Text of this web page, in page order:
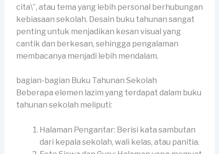
cita\”, atau tema yang lebih personal berhubungan
kebiasaan sekolah. Desain buku tahunan sangat
penting untuk menjadikan kesan visual yang
cantik dan berkesan, sehingga pengalaman
membacanya menjadi lebih mendalam.
bagian-bagian Buku Tahunan Sekolah
Beberapa elemen lazim yang terdapat dalam buku
tahunan sekolah meliputi:
Halaman Pengantar: Berisi kata sambutan
dari kepala sekolah, wali kelas, atau panitia.